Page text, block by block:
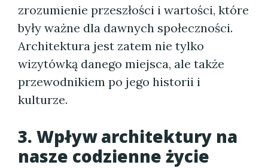
zrozumienie przeszłości i wartości, które
były ważne dla dawnych społeczności.
Architektura jest zatem nie tylko
wizytówką danego miejsca, ale także
przewodnikiem po jego historii i
kulturze.
3. Wpływ architektury na
nasze codzienne życie